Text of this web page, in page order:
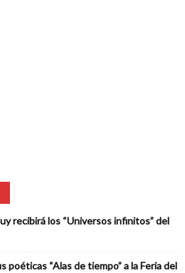
recibirá los “Universos infinitos” del
poéticas “Alas de tiempo” a la Feria del